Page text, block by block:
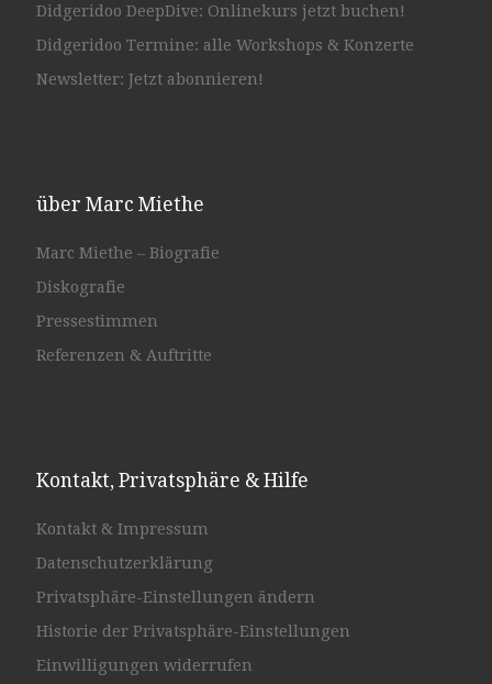
Didgeridoo DeepDive: Onlinekurs jetzt buchen!
Didgeridoo Termine: alle Workshops & Konzerte
Newsletter: Jetzt abonnieren!
über Marc Miethe
Marc Miethe – Biografie
Diskografie
Pressestimmen
Referenzen & Auftritte
Kontakt, Privatsphäre & Hilfe
Kontakt & Impressum
Datenschutzerklärung
Privatsphäre-Einstellungen ändern
Historie der Privatsphäre-Einstellungen
Einwilligungen widerrufen